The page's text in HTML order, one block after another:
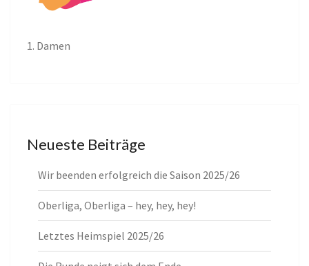
1. Damen
Neueste Beiträge
Wir beenden erfolgreich die Saison 2025/26
Oberliga, Oberliga – hey, hey, hey!
Letztes Heimspiel 2025/26